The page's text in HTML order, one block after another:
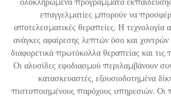
επαγγελματίες μπορούν να
αποτελεσματικές θεραπείες. Η τεχνολογία
ανάγκες αφαίρεσης λεπτών όσο και
διαφορετικά πρωτόκολλα θεραπείας και τις
Οι αλυσίδες εφοδιασμού περιλαμβάνουν
κατασκευαστές, εξουσιοδοτημένα
πιστοποιημένους παρόχους υπηρεσιών. Οι